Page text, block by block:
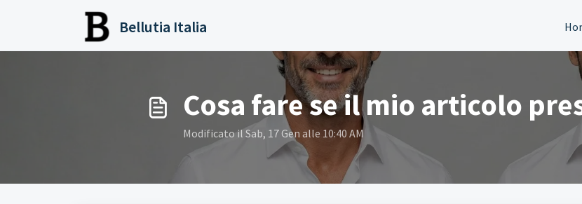
Bellutia Italia
Cosa fare se il mio articolo
Modificato il Sab, 17 Gen alle 10:40 AM